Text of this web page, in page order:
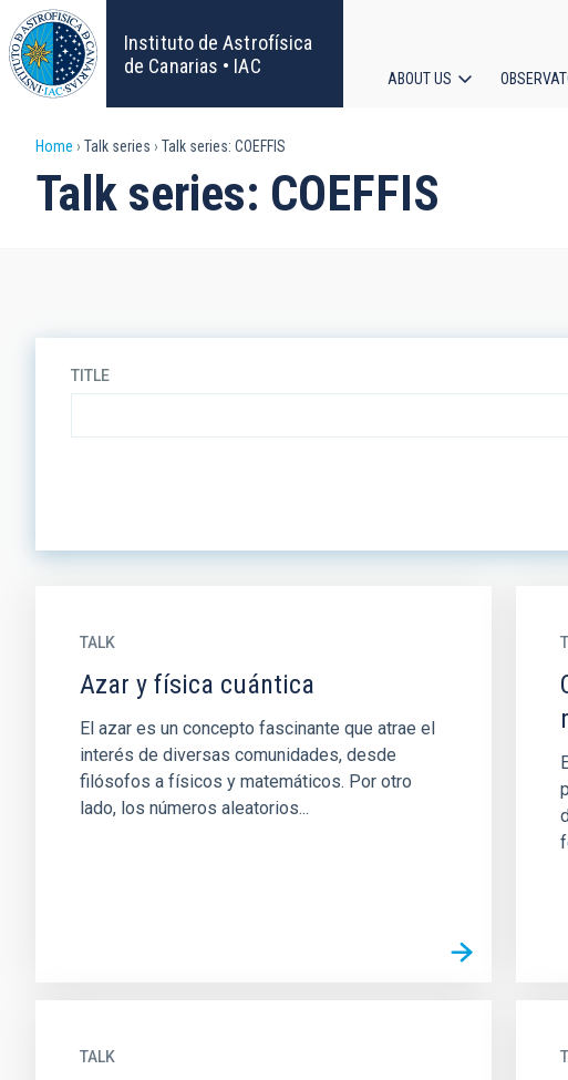
Skip
to
main
content
Instituto de Astrofísica
de Canarias • IAC
navigation
ABOUT US
Breadcrumb
Home Talk series Talk series: COEFFIS
Talk series: COEFFIS
TITLE
TALK
Azar y física cuántica
El azar es un concepto fascinante que atrae el
interés de diversas comunidades, desde
filósofos a físicos y matemáticos. Por otro
lado, los números aleatorios...
TALK